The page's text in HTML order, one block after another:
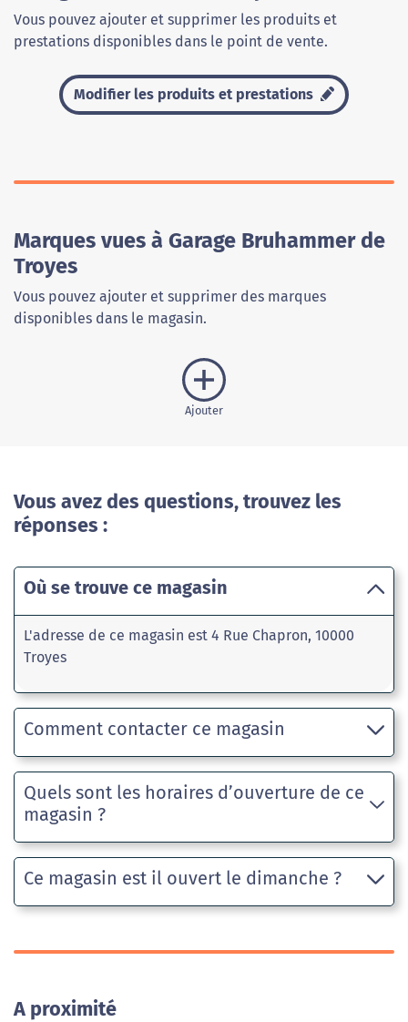
Vous pouvez ajouter et supprimer les produits et
prestations disponibles dans le point de vente.
Modifier les produits et prestations
Marques vues à Garage Bruhammer de
Troyes
Vous pouvez ajouter et supprimer des marques
disponibles dans le magasin.
Ajouter
Vous avez des questions, trouvez les
réponses :
Où se trouve ce magasin
L'adresse de ce magasin est 4 Rue Chapron, 10000
Troyes
Comment contacter ce magasin
Quels sont les horaires d’ouverture de ce
magasin ?
Ce magasin est il ouvert le dimanche ?
A proximité